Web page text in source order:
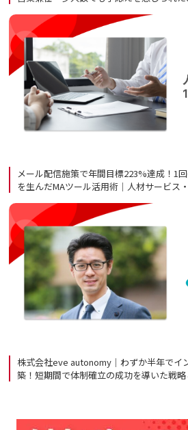
メール配信施策で年間目標223%達成！1
を生んだMAツール活用術｜人材サービス
株式会社eve autonomy｜わずか半年でイ
築！短期間で体制確立の成功を導いた戦略